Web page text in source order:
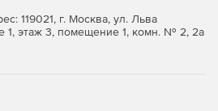
119021, г. Москва, ул. Льва
1, этаж 3, помещение 1, комн. № 2, 2а